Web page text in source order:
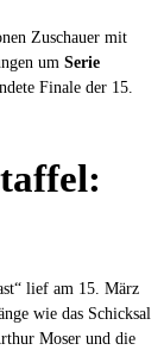
Zuschauer mit
um Serie
Finale der 15.
lief am 15. März
wie das Schicksal
Moser und die